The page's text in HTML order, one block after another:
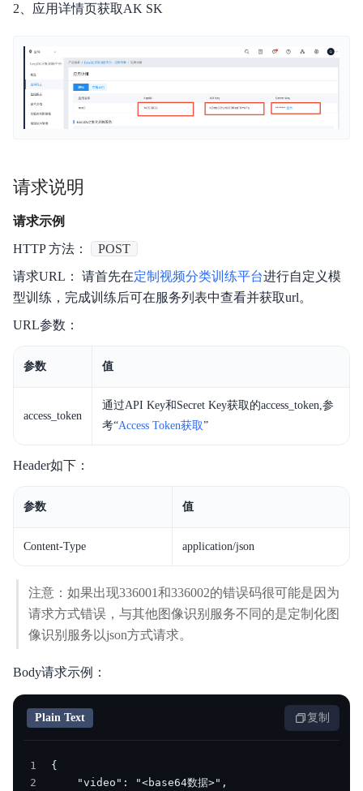
2、应用详情页获取AK SK
请求说明
请求示例
HTTP 方法：
POST
请求URL： 请首先在定制视频分类训练平台进行自定义模
型训练，完成训练后可在服务列表中查看并获取url。
URL参数：
参数 值
access_token
通过API Key和Secret Key获取的access_token,参
考“Access Token获取”
Header如下：
参数 值
Content-Type application/json
注意：如果出现336001和336002的错误码很可能是因为
请求方式错误，与其他图像识别服务不同的是定制化图
像识别服务以json方式请求。
Body请求示例：
Plain Text 复制
1
2